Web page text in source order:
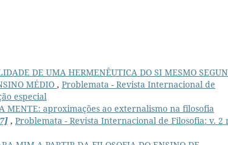
DE UMA HERMENÊUTICA DO SI MESMO
MÉDIO , Problemata - Revista Internacional de
especial
MENTE: aproximações ao externalismo na filosofia
, Problemata - Revista Internacional de Filosofia: v. 2